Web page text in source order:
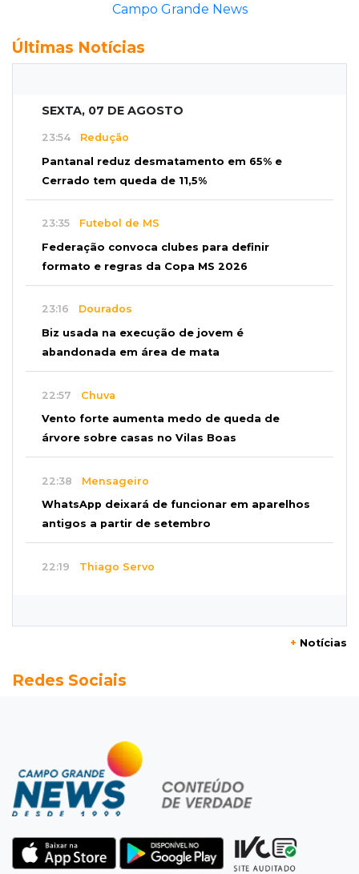
Campo Grande News
Últimas Notícias
SEXTA, 07 DE AGOSTO
23:54 Redução
Pantanal reduz desmatamento em 65% e
Cerrado tem queda de 11,5%
23:35 Futebol de MS
Federação convoca clubes para definir
formato e regras da Copa MS 2026
23:16 Dourados
Biz usada na execução de jovem é
abandonada em área de mata
22:57 Chuva
Vento forte aumenta medo de queda de
árvore sobre casas no Vilas Boas
22:38 Mensageiro
WhatsApp deixará de funcionar em aparelhos
antigos a partir de setembro
22:19 Thiago Servo
Semana vai começar com 909 novas
Flagrante
Motorista atinge carro parado, perde
retrovisor e foge no Jardim Antártica
“Sinto que ela está por perto”, diz mãe de
bebê desaparecida
+ Notícias
Redes Sociais